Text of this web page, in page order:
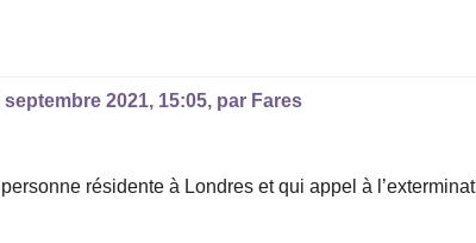
septembre 2021, 15:05, par Fares
résidente à Londres et qui appel à